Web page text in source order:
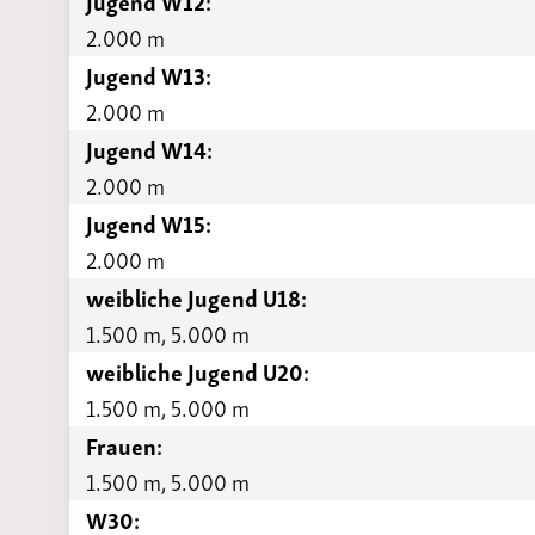
2.000 m
Jugend W13:
2.000 m
Jugend W14:
2.000 m
Jugend W15:
2.000 m
weibliche Jugend U18:
1.500 m, 5.000 m
weibliche Jugend U20:
1.500 m, 5.000 m
Frauen:
1.500 m, 5.000 m
W30: